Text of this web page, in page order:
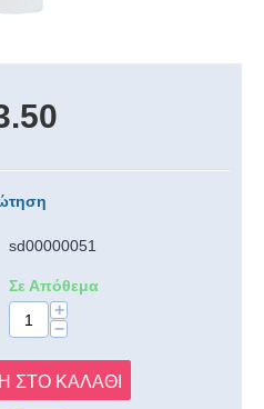
sd00000051
Σε Απόθεμα
+
−
ΣΤΟ ΚΑΛΆΘΙ